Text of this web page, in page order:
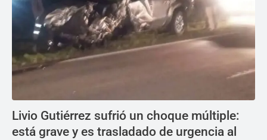
Livio Gutiérrez sufrió un choque múltiple:
está grave y es trasladado de urgencia al